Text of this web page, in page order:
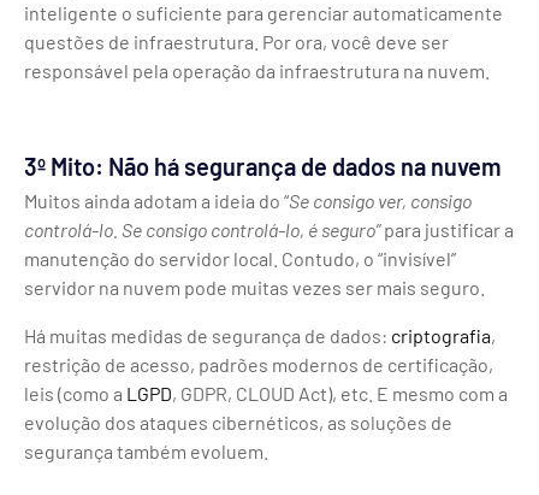
inteligente o suficiente para gerenciar automaticamente
questões de infraestrutura. Por ora, você deve ser
responsável pela operação da infraestrutura na nuvem.
3º Mito: Não há segurança de dados na nuvem
Muitos ainda adotam a ideia do “Se consigo ver, consigo
controlá-lo. Se consigo controlá-lo, é seguro”para justificar a
manutenção do servidor local. Contudo, o “invisível”
servidor na nuvem pode muitas vezes ser mais seguro.
Há muitas medidas de segurança de dados: criptografia,
restrição de acesso, padrões modernos de certificação,
leis (como a LGPD, GDPR, CLOUD Act), etc. E mesmo com a
evolução dos ataques cibernéticos, as soluções de
segurança também evoluem.